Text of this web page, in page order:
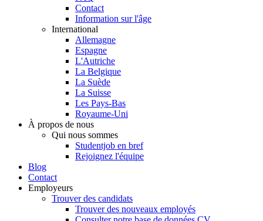
Contact
Information sur l'âge
International
Allemagne
Espagne
L'Autriche
La Belgique
La Suède
La Suisse
Les Pays-Bas
Royaume-Uni
À propos de nous
Qui nous sommes
Studentjob en bref
Rejoignez l'équipe
Blog
Contact
Employeurs
Trouver des candidats
Trouver des nouveaux employés